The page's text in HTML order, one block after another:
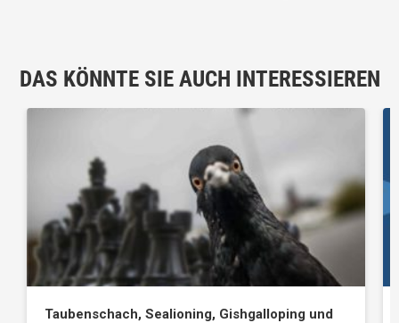
DAS KÖNNTE SIE AUCH INTERESSIEREN
Taubenschach, Sealioning, Gishgalloping und